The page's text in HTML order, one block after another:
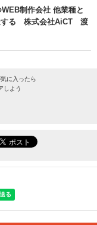
制作会社 他業種と
する 株式会社AiCT 渡
に入ったら
しよう
届けします。